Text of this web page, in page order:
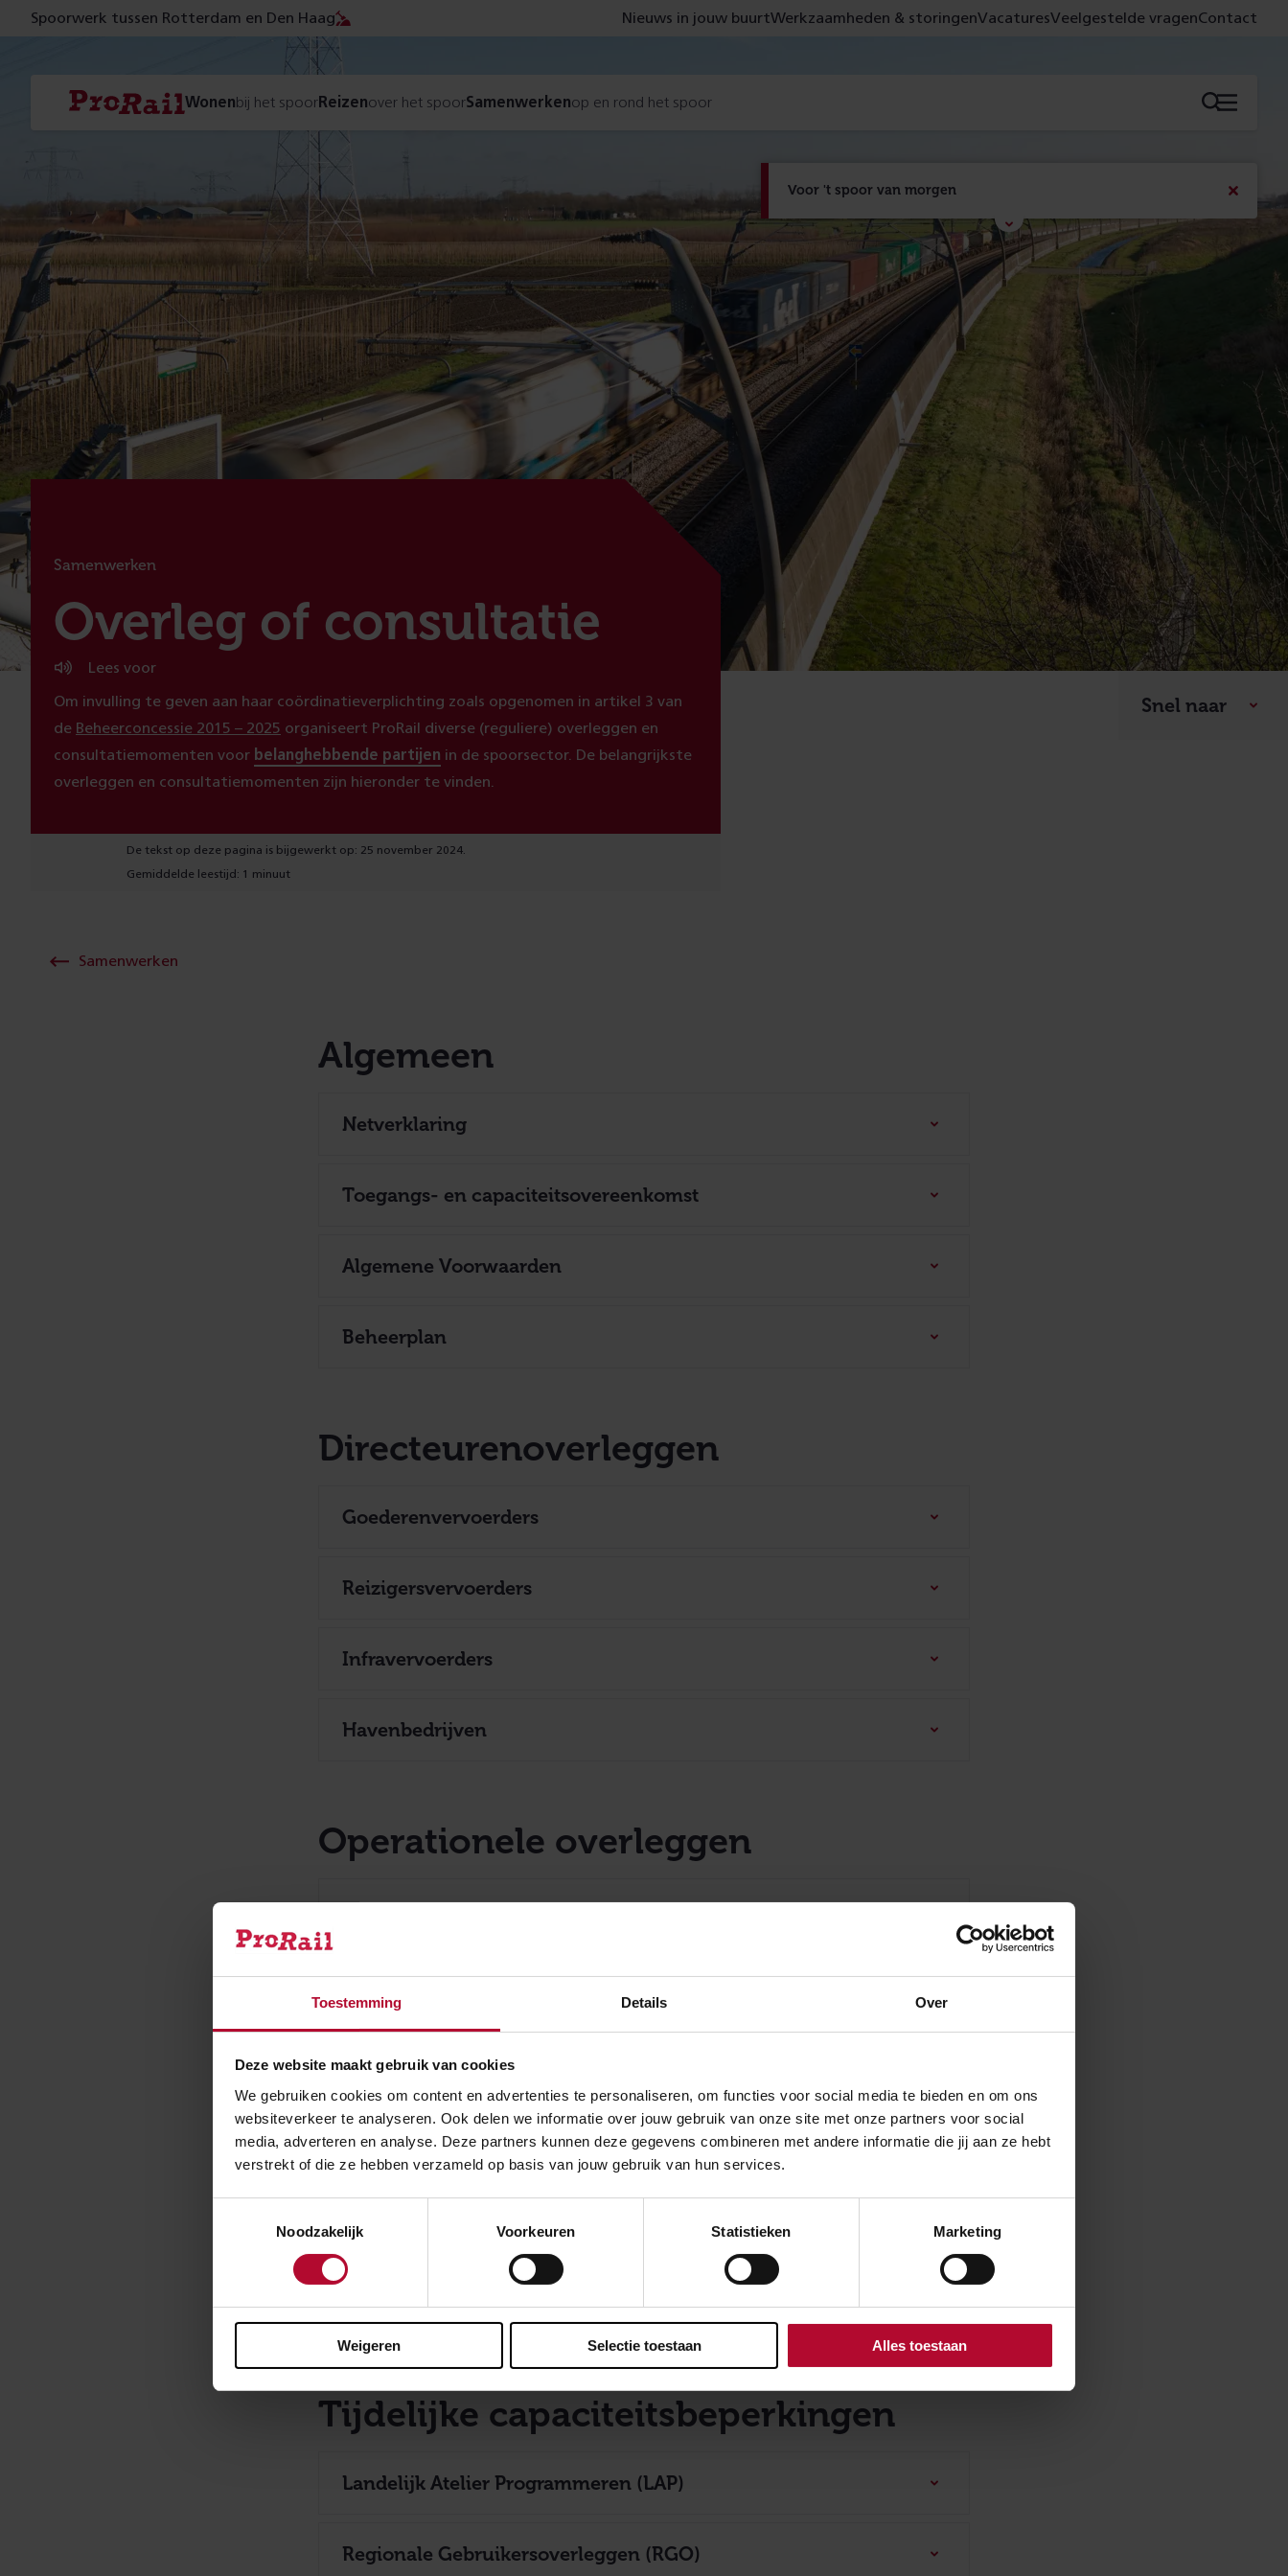
Toestemming Details Over
Deze website maakt gebruik van cookies
We gebruiken cookies om content en advertenties te personaliseren, om functies voor social media te bieden en om ons
websiteverkeer te analyseren. Ook delen we informatie over jouw gebruik van onze site met onze partners voor social
media, adverteren en analyse. Deze partners kunnen deze gegevens combineren met andere informatie die jij aan ze hebt
verstrekt of die ze hebben verzameld op basis van jouw gebruik van hun services.
Noodzakelijk
Voorkeuren Statistieken Marketing
Weigeren Selectie toestaan Alles toestaan
Voor 't spoor van morgen
Met de campagne 'Voor 't spoor naar morgen' laten
we zien wat er vandaag gebeurt en wat dat -
figuurlijk gezien - morgen oplevert.
Lees meer
Spoorwerk tussen Rotterdam en Den Haag Nieuws in jouw buurtWerkzaamheden & storingenVacaturesVeelgestelde vragenContact
Navigatie
Homepage Wonenbij het spoorReizenover het spoorSamenwerkenop en rond het spoor Menu
Samenwerken
:
Overleg of consultatie
Lees voor
Om invulling te geven aan haar coördinatieverplichting zoals opgenomen in artikel 3 van
de Beheerconcessie 2015 – 2025 organiseert ProRail diverse (reguliere) overleggen en
consultatiemomenten voor belanghebbende partijen in de spoorsector. De belangrijkste
overleggen en consultatiemomenten zijn hieronder te vinden.
De tekst op deze pagina is bijgewerkt op: 25 november 2024.
Gemiddelde leestijd: 1 minuut
Snel naar
Samenwerken
Algemeen
Netverklaring
Toegangs- en capaciteitsovereenkomst
Algemene Voorwaarden
Beheerplan
Directeurenoverleggen
Goederenvervoerders
Reizigersvervoerders
Infravervoerders
Havenbedrijven
Operationele overleggen
Accountgesprekken
Operationeel Managementoverleg
Capaciteitsverdeling
Tafel van Verdeling
Startbijeenkomst Jaardienstverdeling
Tijdelijke capaciteitsbeperkingen
Landelijk Atelier Programmeren (LAP)
Regionale Gebruikersoverleggen (RGO)